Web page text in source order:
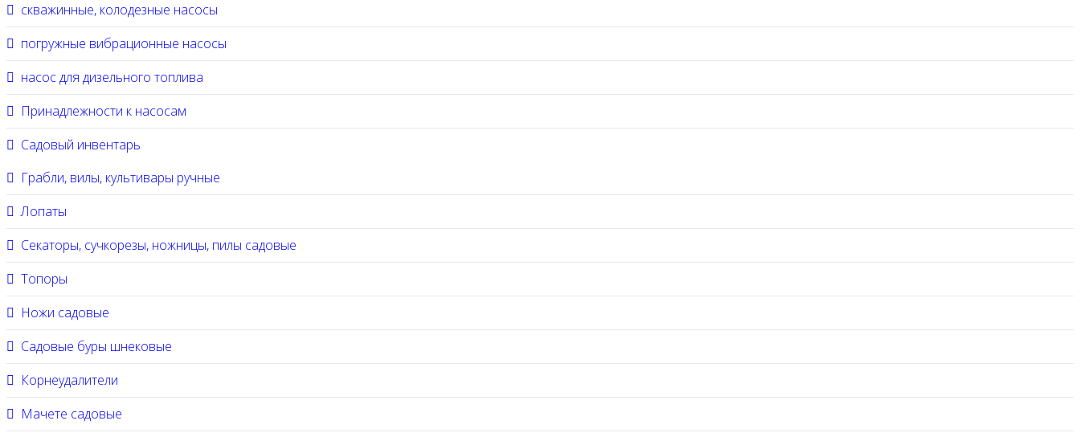
скважинные, колодезные насосы
погружные вибрационные насосы
насос для дизельного топлива
Принадлежности к насосам
Садовый инвентарь
Грабли, вилы, культивары ручные
Лопаты
Секаторы, сучкорезы, ножницы, пилы садовые
Топоры
Ножи садовые
Садовые буры шнековые
Корнеудалители
Мачете садовые